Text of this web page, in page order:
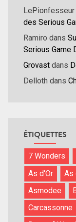
LePionfesseur
des Serious
Ramiro dans
Serious Game
Grovast dans
Delloth dans
ÉTIQUETTES
7 Wonders
As d'Or
As
Asmodee
Carcassonne